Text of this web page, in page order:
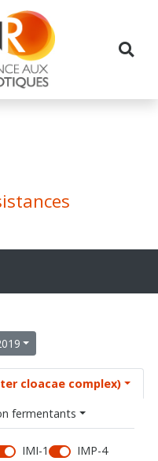
cloacae complex)
fermentants
IMI-1
IMP-4